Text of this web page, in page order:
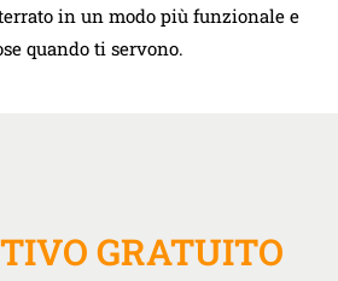
in un modo più funzionale e
quando ti servono.
GRATUITO